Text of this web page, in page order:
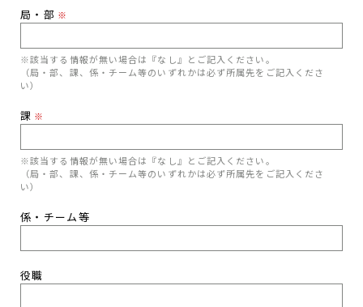
局・部 ※
※該当する情報が無い場合は『なし』とご記入ください。
（局・部、課、係・チーム等のいずれかは必ず所属先をご記入くださ
い）
課 ※
※該当する情報が無い場合は『なし』とご記入ください。
（局・部、課、係・チーム等のいずれかは必ず所属先をご記入くださ
い）
係・チーム等
役職